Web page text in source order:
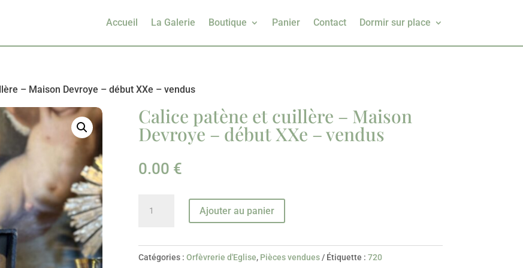
Accueil La Galerie Boutique Panier Contact Dormir sur place
– Maison Devroye – début XXe – vendus
Calice patène et cuillère – Maison
Devroye – début XXe – vendus
0.00 €
Ajouter au panier
Catégories : Orfèvrerie d'Eglise, Pièces vendues Étiquette : 720